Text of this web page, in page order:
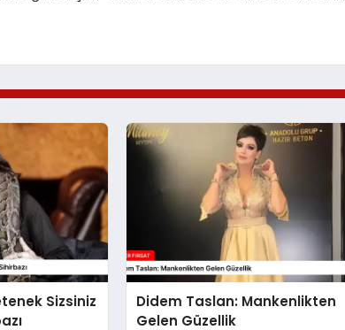
Sizsiniz
Didem Taslan: Mankenlikten
Gelen Güzellik